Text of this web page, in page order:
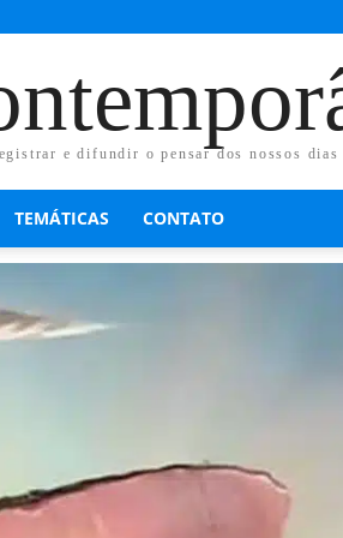
e difundir o pensar dos nossos dias
TEMÁTICAS CONTATO